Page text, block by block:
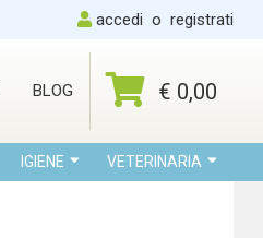
accedi o registrati
BLOG € 0,00
IGIENE VETERINARIA